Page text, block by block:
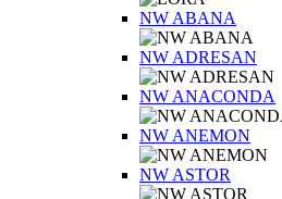
NW ABANA
NW ADRESAN
NW ANACONDA
NW ANEMON
NW ASTOR